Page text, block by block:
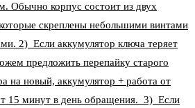
Обычно корпус состоит из двух
скреплены небольшими винтами
2) Если аккумулятор ключа теряет
предложить перепайку старого
на новый, аккумулятор + работа от
15 минут в день обращения. 3) Если